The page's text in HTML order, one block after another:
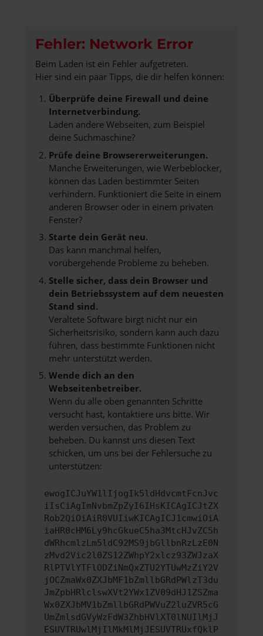
Fehler: Network Error
Beim Laden ist ein Fehler aufgetreten.
Hier sind ein paar Tipps, die dir helfen können:
Überprüfe deine Firewall und deine
Internetverbindung.
Laden andere Webseiten, zum Beispiel
deine Suchmaschine?
Prüfe deine Browsererweiterungen.
Manche Erweiterungen, wie Werbeblocker,
können das Laden bestimmter Seiten
verhindern. Funktioniert die Seite in einem
anderen Browser oder in einem privaten
Fenster?
Starte dein Gerät neu.
Das kann manchmal helfen,
vorübergehende Probleme zu beheben.
Stelle sicher, dass dein Browser und
dein Betriebssystem auf dem neuesten
Stand sind.
Veraltete Software birgt nicht nur ein
Sicherheitsrisiko, sondern kann auch dazu
führen, dass bestimmte Funktionen nicht
mehr unterstützt werden.
Wende dich an den
Webseitenbetreiber.
Wenn du alle oben genannten Schritte
versucht hast, kontaktiere uns bitte. Wir
werden versuchen, das Problem zu
beheben. Du kannst uns diesen Text
schicken, um uns bei der Fehlersuche zu
unterstützen:
ewogICJuYW1lIjogIk5ldHdvcmtFcnJvc
iIsCiAgImNvbmZpZyI6IHsKICAgICJtZX
Rob2QiOiAiR0VUIiwKICAgICJ1cmwiOiA
iaHR0cHM6Ly9hcGkueC5ha3MtcHJvZC5h
dWRhcmlzLm5ldC92MS9jbGllbnRzLzE0N
zMvd2Vic2l0ZS12ZWhpY2xlcz93ZWJzaX
RlPTVlYTFlODZiNmQxZTU2YTUwMzZiY2V
jOCZmaWx0ZXJbMF1bZmllbGRdPWlzT3du
JmZpbHRlclswXVt2YWx1ZV09dHJ1ZSZma
Wx0ZXJbMV1bZmllbGRdPWVuZ2luZVR5cG
UmZmlsdGVyWzFdW3ZhbHVlXT0lNUIlMjJ
ESUVTRUwlMjIlMkMlMjJESUVTRUxfQklP